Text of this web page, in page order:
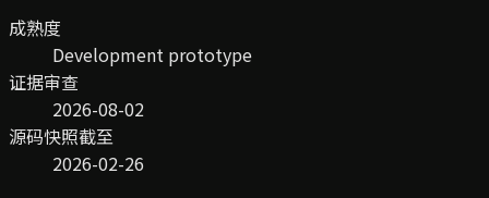
成熟度
Development prototype
证据审查
2026-08-02
源码快照截至
2026-02-26